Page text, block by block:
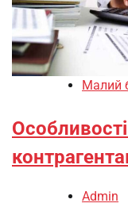
Малий
Admin